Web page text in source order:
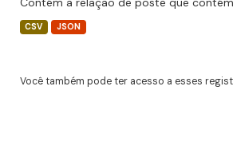
CSV JSON
Você também pode ter acesso a esses